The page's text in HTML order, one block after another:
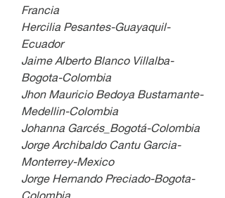
Francia
Hercilia Pesantes-Guayaquil-
Ecuador
Jaime Alberto Blanco Villalba-
Bogota-Colombia
Jhon Mauricio Bedoya Bustamante-
Medellin-Colombia
Johanna Garcés_Bogotá-Colombia
Jorge Archibaldo Cantu Garcia-
Monterrey-Mexico
Jorge Hernando Preciado-Bogota-
Colombia